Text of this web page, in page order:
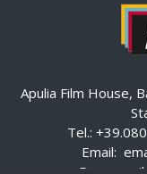
Apulia Film House,
Tel.:
Email: